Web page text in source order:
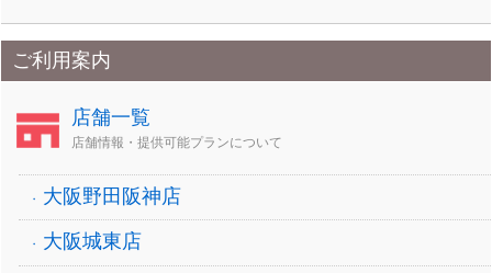
ご利用案内
店舗一覧
店舗情報・提供可能プランについて
大阪野田阪神店
大阪城東店